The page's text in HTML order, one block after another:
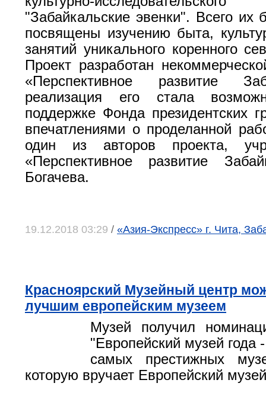
"Забайкальские эвенки". Всего их
посвящены изучению быта,
занятий уникального коренного
Проект разработан
«Перспективное развитие
реализация его стала
поддержке Фонда президентских
впечатлениями о проделанной
один из авторов проекта,
«Перспективное развитие
Богачева.
19.12.2018 03:29 / «Азия-Экспресс» г. Чита,
Красноярский Музейный центр
лучшим европейским музеем
Музей получил
"Европейский музей года
самых престижных
которую вручает Европейский